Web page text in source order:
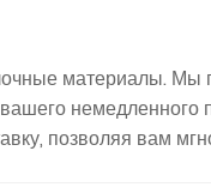
материалы. Мы
немедленного
позволяя вам